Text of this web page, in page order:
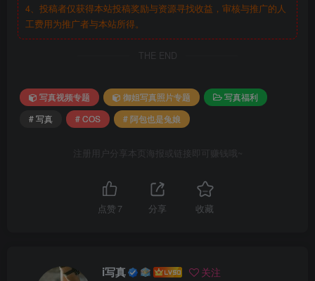
4、投稿者仅获得本站投稿奖励与资源寻找收益，审核与推广的人
工费用为推广者与本站所得。
THE END
写真视频专题 御姐写真照片专题
写真福利
# 写真
# COS # 阿包也是兔娘
注册用户分享本页海报或链接即可赚钱哦~
点赞 7 分享 收藏
i写真 关注